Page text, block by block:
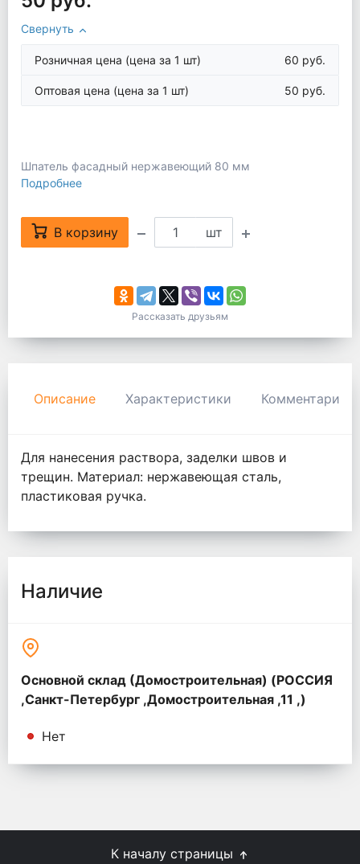
Свернуть
Розничная цена (цена за 1 шт) 60 руб.
Оптовая цена (цена за 1 шт) 50 руб.
Шпатель фасадный нержавеющий 80 мм
Подробнее
В корзину шт
Рассказать друзьям
Описание Характеристики Комментарии
Для нанесения раствора, заделки швов и
трещин. Материал: нержавеющая сталь,
пластиковая ручка.
Наличие
Основной склад (Домостроительная) (РОССИЯ
,Санкт-Петербург ,Домостроительная ,11 ,)
Нет
К началу страницы